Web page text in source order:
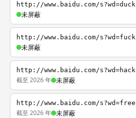
http://www.baidu.com/s?wd=duck
未屏蔽
http://www.baidu.com/s?wd=fuck
未屏蔽
http://www.baidu.com/s?wd=hack
截至 2026 年 未屏蔽
http://www.baidu.com/s?wd=free
截至 2026 年 未屏蔽